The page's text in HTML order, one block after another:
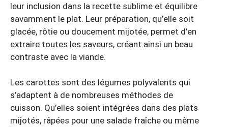
leur inclusion dans la recette sublime et équilibre
savamment le plat. Leur préparation, qu’elle soit
glacée, rôtie ou doucement mijotée, permet d’en
extraire toutes les saveurs, créant ainsi un beau
contraste avec la viande.
Les carottes sont des légumes polyvalents qui
s’adaptent à de nombreuses méthodes de
cuisson. Qu’elles soient intégrées dans des plats
mijotés, râpées pour une salade fraîche ou même